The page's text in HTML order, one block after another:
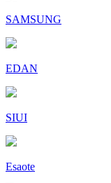
SAMSUNG
EDAN
SIUI
Esaote